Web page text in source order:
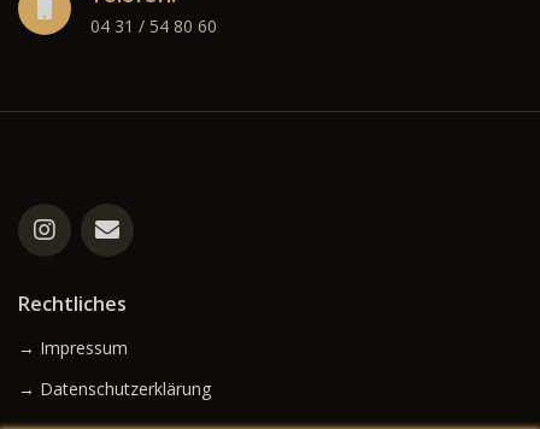
04 31 / 54 80 60
Rechtliches
→ Impressum
→ Datenschutzerklärung